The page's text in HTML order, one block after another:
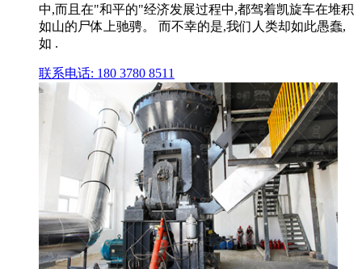
中,而且在"和平的"经济发展过程中,都驾着凯旋车在堆积
如山的尸体上驰骋。 而不幸的是,我们人类却如此愚蠢,
如 .
联系电话: 180 3780 8511